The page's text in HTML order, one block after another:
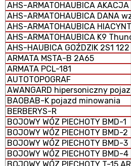
AHS-ARMATOHAUBICA
AHS-ARMATOHAUBICA DANA
AHS-ARMATOHAUBICA
AHS-ARMATOHAUBICA K9
AHS-HAUBICA GOŹDZIK 2S1
ARMATA MSTA-B 2A65
ARMATA PCL-181
AUTOTOPOGRAF
AWANGARD hipersoniczny
BAOBAB-K pojazd minowania
BERBERYS-R
BOJOWY WÓZ PIECHOTY BMD-1
BOJOWY WÓZ PIECHOTY BMD-2
BOJOWY WÓZ PIECHOTY BMD-3
BOJOWY WÓZ PIECHOTY BMD-4